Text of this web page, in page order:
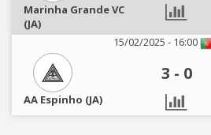
Marinha Grande VC
(JA)
15/02/2025 - 16:00
3 - 0
AA Espinho (JA)